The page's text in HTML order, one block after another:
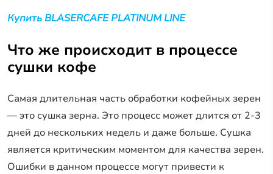
Купить BLASERCAFE PLATINUM LINE
Что же происходит в процессе
сушки кофе
Самая длительная часть обработки кофейных зерен
— это сушка зерна. Это процесс может длится от 2-3
дней до нескольких недель и даже больше. Сушка
является критическим моментом для качества зерен.
Ошибки в данном процессе могут привести к